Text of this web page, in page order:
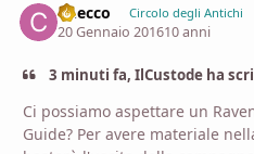
Checco Circolo degli Antichi
20 Gennaio 201610 anni
3 minuti fa, IlCustode ha
Ci possiamo aspettare un
Guide? Per avere materiale